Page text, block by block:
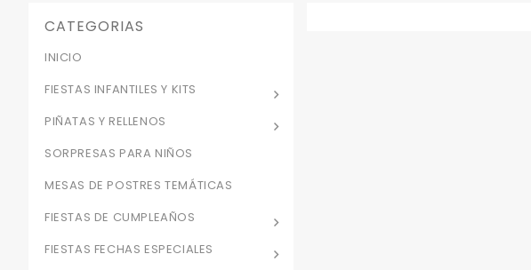
CATEGORIAS
INICIO
FIESTAS INFANTILES Y KITS
PIÑATAS Y RELLENOS
SORPRESAS PARA NIÑOS
MESAS DE POSTRES TEMÁTICAS
FIESTAS DE CUMPLEAÑOS
FIESTAS FECHAS ESPECIALES